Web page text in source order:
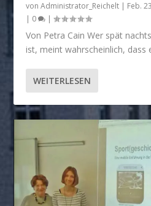
vonAdministrator_Reichelt | Feb.
| 0 |
Von Petra Cain Wer spät
ist, meint wahrscheinlich, dass
WEITERLESEN